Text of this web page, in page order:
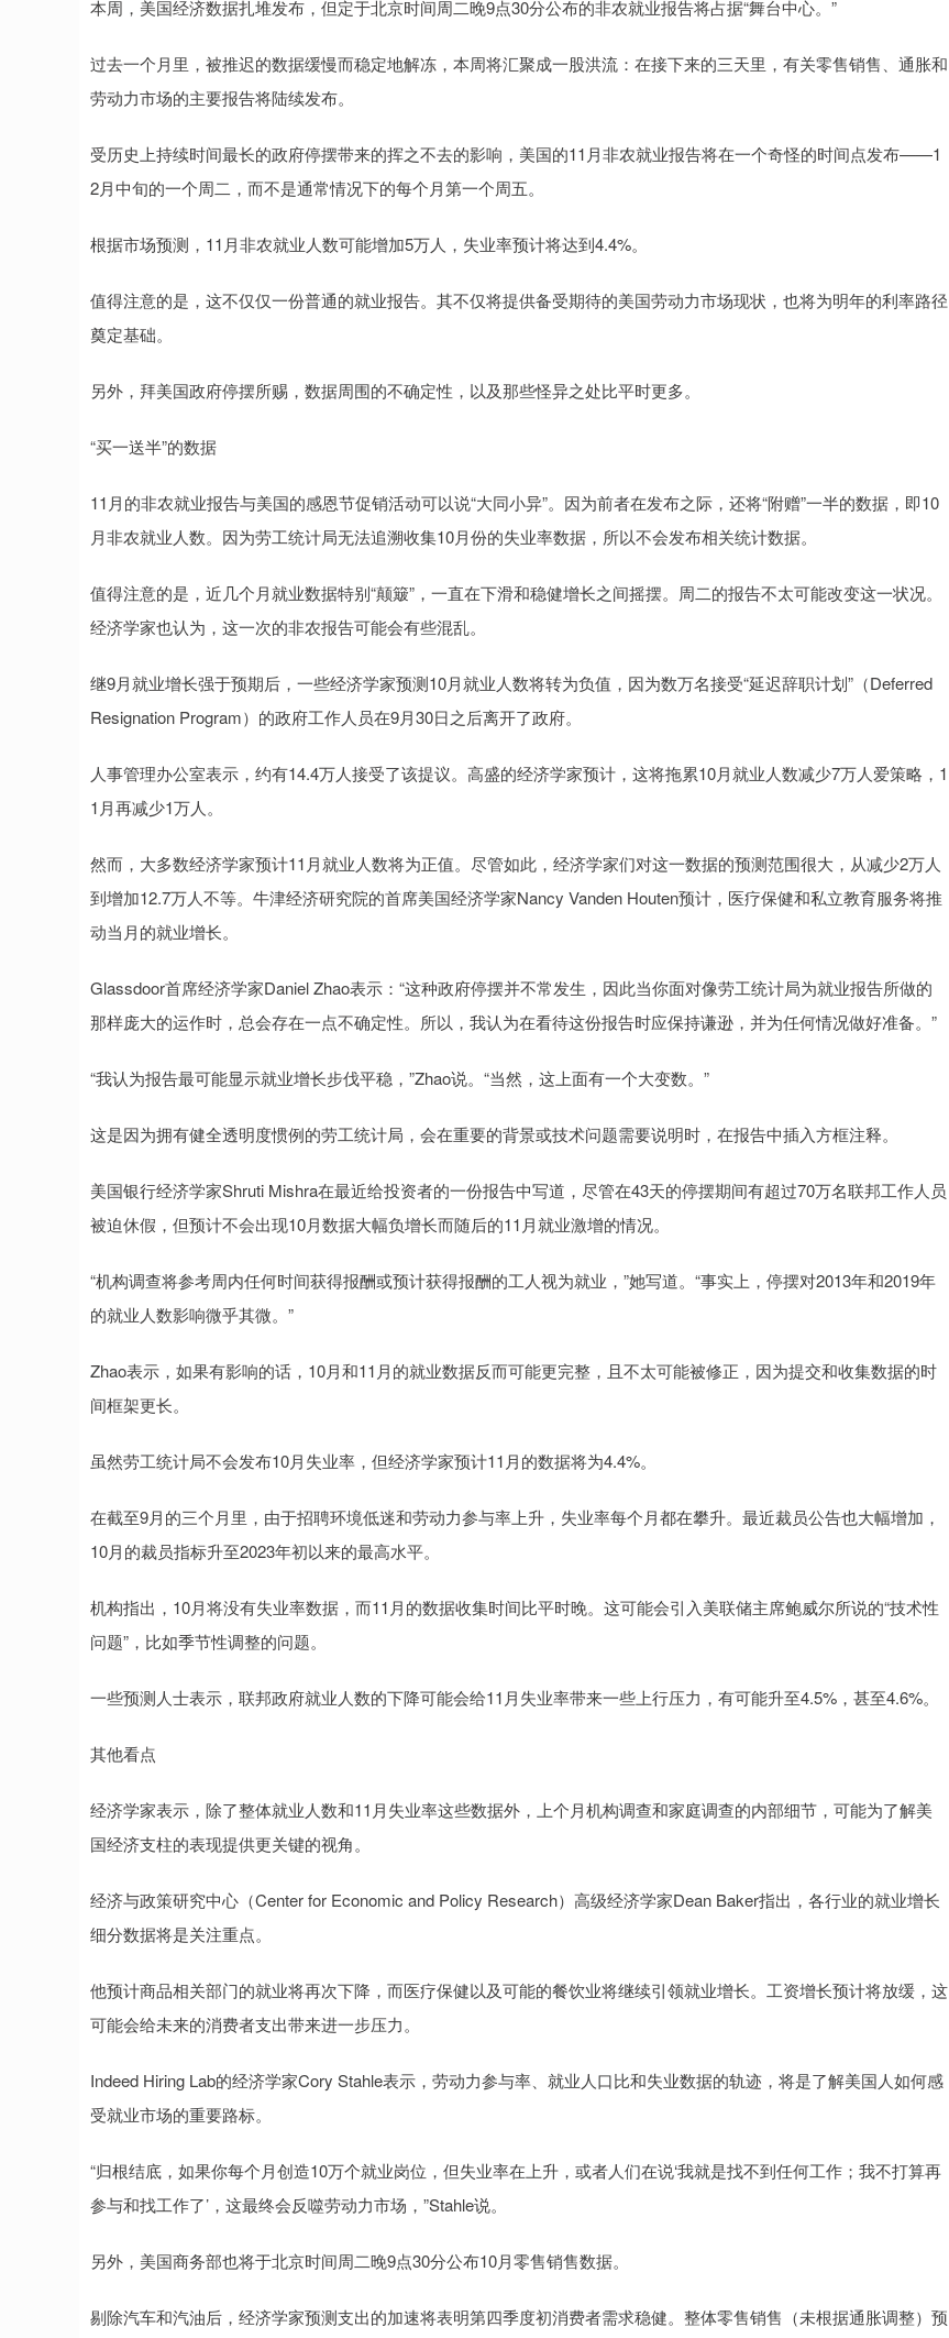
本周，美国经济数据扎堆发布，但定于北京时间周二晚9点30分公布的非农就业报告将占据“舞台中心。”
过去一个月里，被推迟的数据缓慢而稳定地解冻，本周将汇聚成一股洪流：在接下来的三天里，有关零售销售、通胀和
劳动力市场的主要报告将陆续发布。
受历史上持续时间最长的政府停摆带来的挥之不去的影响，美国的11月非农就业报告将在一个奇怪的时间点发布——1
2月中旬的一个周二，而不是通常情况下的每个月第一个周五。
根据市场预测，11月非农就业人数可能增加5万人，失业率预计将达到4.4%。
值得注意的是，这不仅仅一份普通的就业报告。其不仅将提供备受期待的美国劳动力市场现状，也将为明年的利率路径
奠定基础。
另外，拜美国政府停摆所赐，数据周围的不确定性，以及那些怪异之处比平时更多。
“买一送半”的数据
11月的非农就业报告与美国的感恩节促销活动可以说“大同小异”。因为前者在发布之际，还将“附赠”一半的数据，即10
月非农就业人数。因为劳工统计局无法追溯收集10月份的失业率数据，所以不会发布相关统计数据。
值得注意的是，近几个月就业数据特别“颠簸”，一直在下滑和稳健增长之间摇摆。周二的报告不太可能改变这一状况。
经济学家也认为，这一次的非农报告可能会有些混乱。
继9月就业增长强于预期后，一些经济学家预测10月就业人数将转为负值，因为数万名接受“延迟辞职计划”（Deferred
Resignation Program）的政府工作人员在9月30日之后离开了政府。
人事管理办公室表示，约有14.4万人接受了该提议。高盛的经济学家预计，这将拖累10月就业人数减少7万人爱策略，1
1月再减少1万人。
然而，大多数经济学家预计11月就业人数将为正值。尽管如此，经济学家们对这一数据的预测范围很大，从减少2万人
到增加12.7万人不等。牛津经济研究院的首席美国经济学家Nancy Vanden Houten预计，医疗保健和私立教育服务将推
动当月的就业增长。
Glassdoor首席经济学家Daniel Zhao表示：“这种政府停摆并不常发生，因此当你面对像劳工统计局为就业报告所做的
那样庞大的运作时，总会存在一点不确定性。所以，我认为在看待这份报告时应保持谦逊，并为任何情况做好准备。”
“我认为报告最可能显示就业增长步伐平稳，”Zhao说。“当然，这上面有一个大变数。”
这是因为拥有健全透明度惯例的劳工统计局，会在重要的背景或技术问题需要说明时，在报告中插入方框注释。
美国银行经济学家Shruti Mishra在最近给投资者的一份报告中写道，尽管在43天的停摆期间有超过70万名联邦工作人员
被迫休假，但预计不会出现10月数据大幅负增长而随后的11月就业激增的情况。
“机构调查将参考周内任何时间获得报酬或预计获得报酬的工人视为就业，”她写道。“事实上，停摆对2013年和2019年
的就业人数影响微乎其微。”
Zhao表示，如果有影响的话，10月和11月的就业数据反而可能更完整，且不太可能被修正，因为提交和收集数据的时
间框架更长。
虽然劳工统计局不会发布10月失业率，但经济学家预计11月的数据将为4.4%。
在截至9月的三个月里，由于招聘环境低迷和劳动力参与率上升，失业率每个月都在攀升。最近裁员公告也大幅增加，
10月的裁员指标升至2023年初以来的最高水平。
机构指出，10月将没有失业率数据，而11月的数据收集时间比平时晚。这可能会引入美联储主席鲍威尔所说的“技术性
问题”，比如季节性调整的问题。
一些预测人士表示，联邦政府就业人数的下降可能会给11月失业率带来一些上行压力，有可能升至4.5%，甚至4.6%。
其他看点
经济学家表示，除了整体就业人数和11月失业率这些数据外，上个月机构调查和家庭调查的内部细节，可能为了解美
国经济支柱的表现提供更关键的视角。
经济与政策研究中心（Center for Economic and Policy Research）高级经济学家Dean Baker指出，各行业的就业增长
细分数据将是关注重点。
他预计商品相关部门的就业将再次下降，而医疗保健以及可能的餐饮业将继续引领就业增长。工资增长预计将放缓，这
可能会给未来的消费者支出带来进一步压力。
Indeed Hiring Lab的经济学家Cory Stahle表示，劳动力参与率、就业人口比和失业数据的轨迹，将是了解美国人如何感
受就业市场的重要路标。
“归根结底，如果你每个月创造10万个就业岗位，但失业率在上升，或者人们在说‘我就是找不到任何工作；我不打算再
参与和找工作了’，这最终会反噬劳动力市场，”Stahle说。
另外，美国商务部也将于北京时间周二晚9点30分公布10月零售销售数据。
剔除汽车和汽油后，经济学家预测支出的加速将表明第四季度初消费者需求稳健。整体零售销售（未根据通胀调整）预